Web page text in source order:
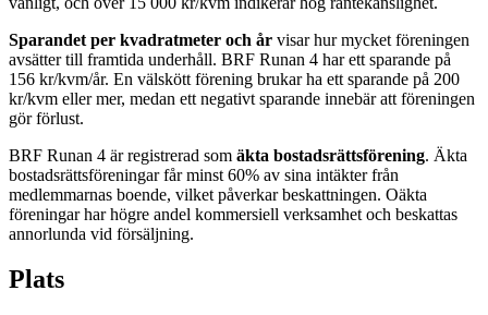
Sparandet per kvadratmeter och år visar hur mycket föreningen
avsätter till framtida underhåll. BRF Runan 4 har ett sparande på
156 kr/kvm/år. En välskött förening brukar ha ett sparande på 200
kr/kvm eller mer, medan ett negativt sparande innebär att föreningen
gör förlust.
BRF Runan 4 är registrerad som äkta bostadsrättsförening. Äkta
bostadsrättsföreningar får minst 60% av sina intäkter från
medlemmarnas boende, vilket påverkar beskattningen. Oäkta
föreningar har högre andel kommersiell verksamhet och beskattas
annorlunda vid försäljning.
Plats